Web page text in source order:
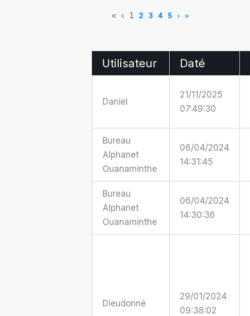
« ‹ 1 2 3 4 5 › »
Utilisateur Daté
Daniel
21/11/2025
07:49:30
Bureau
Alphanet
Ouanaminthe
06/04/2024
14:31:45
Bureau
Alphanet
Ouanaminthe
06/04/2024
14:30:36
Dieudonné
29/01/2024
09:38:02